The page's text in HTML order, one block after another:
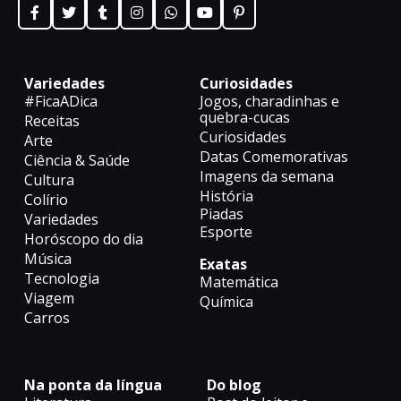
Variedades
#FicaADica
Receitas
Arte
Ciência & Saúde
Cultura
Colírio
Variedades
Horóscopo do dia
Música
Tecnologia
Viagem
Carros
Curiosidades
Jogos, charadinhas e
quebra-cucas
Curiosidades
Datas Comemorativas
Imagens da semana
História
Piadas
Esporte
Exatas
Matemática
Química
Na ponta da língua
Do blog